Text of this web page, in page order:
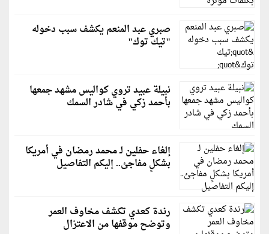
صبري عبد المنعم يكشف سبب دخوله
"تيك توك"
نبيلة عبيد تروي كواليس مشهد جمعها
بأحمد زكي في شادر السمك
إلغاء حفلين لـ محمد رمضان في أمريكا
بشكلٍ مفاجئ.. إليكم التفاصيل
رندة كعدي تكشف مخاوف العمر
وتوضح موقفها من الاعتزال